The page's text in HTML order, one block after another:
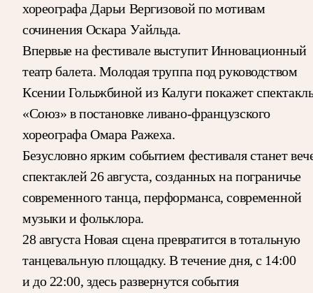
хореографа Дарьи Вергизовой по мотивам
сочинения Оскара Уайльда.
Впервые на фестивале выступит Инновационный
театр балета. Молодая труппа под руководством
Ксении Голыжбиной из Калуги покажет
«Союз» в постановке ливано-французского
хореографа Омара Ражеха.
Безусловно ярким событием фестиваля станет
спектаклей 26 августа, созданных на пограничье
современного танца, перформанса, современной
музыки и фольклора.
28 августа Новая сцена превратится в тотальную
танцевальную площадку. В течение дня, с 14:00
и до 22:00, здесь развернутся события